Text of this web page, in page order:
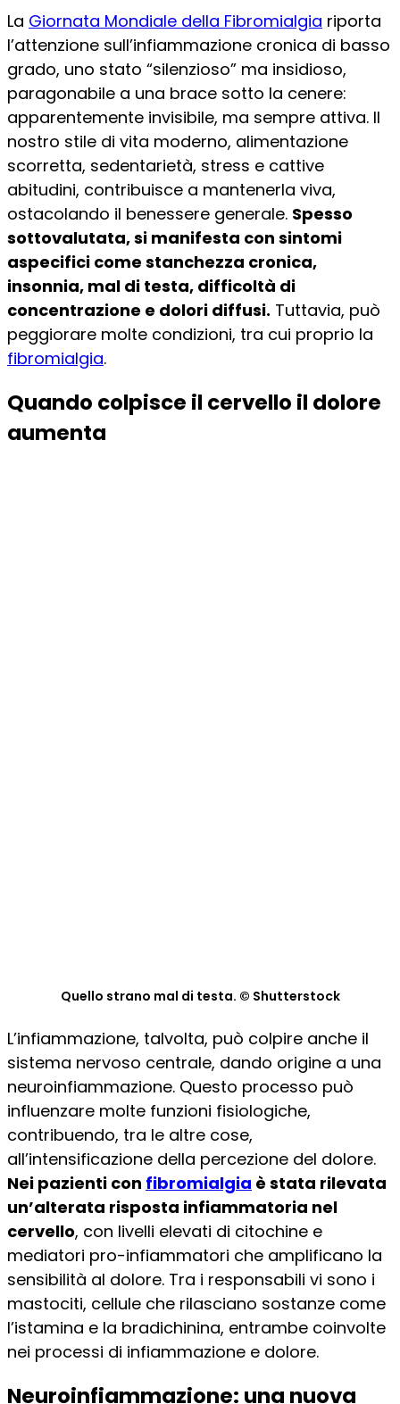
La Giornata Mondiale della Fibromialgia riporta
l’attenzione sull’infiammazione cronica di basso
grado, uno stato “silenzioso” ma insidioso,
paragonabile a una brace sotto la cenere:
apparentemente invisibile, ma sempre attiva. Il
nostro stile di vita moderno, alimentazione
scorretta, sedentarietà, stress e cattive
abitudini, contribuisce a mantenerla viva,
ostacolando il benessere generale. Spesso
sottovalutata, si manifesta con sintomi
aspecifici come stanchezza cronica,
insonnia, mal di testa, difficoltà di
concentrazione e dolori diffusi. Tuttavia, può
peggiorare molte condizioni, tra cui proprio la
fibromialgia.
Quando colpisce il cervello il dolore
aumenta
Quello strano mal di testa. © Shutterstock
L’infiammazione, talvolta, può colpire anche il
sistema nervoso centrale, dando origine a una
neuroinfiammazione. Questo processo può
influenzare molte funzioni fisiologiche,
contribuendo, tra le altre cose,
all’intensificazione della percezione del dolore.
Nei pazienti con fibromialgia è stata rilevata
un’alterata risposta infiammatoria nel
cervello, con livelli elevati di citochine e
mediatori pro-infiammatori che amplificano la
sensibilità al dolore. Tra i responsabili vi sono i
mastociti, cellule che rilasciano sostanze come
l’istamina e la bradichinina, entrambe coinvolte
nei processi di infiammazione e dolore.
Neuroinfiammazione: una nuova